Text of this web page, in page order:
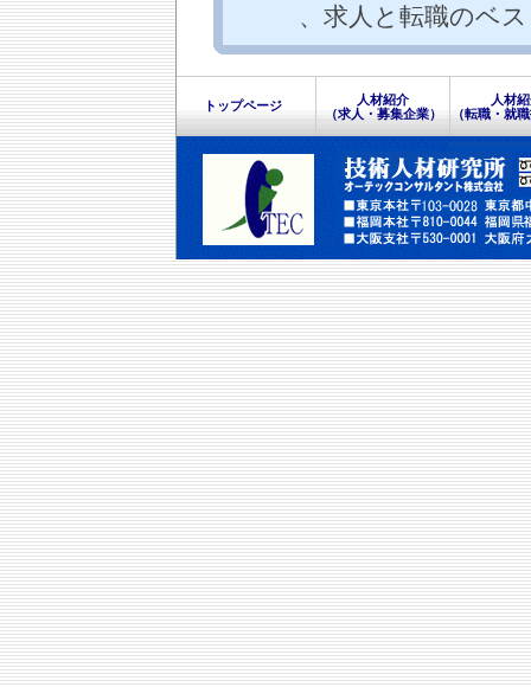
、求人と転職のベ
トップページ
人材紹介
（求人・募集企業）
人材
（転職・就